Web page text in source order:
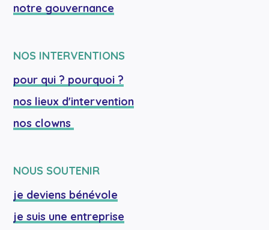
notre gouvernance
NOS INTERVENTIONS
pour qui ? pourquoi ?
nos lieux d'intervention
nos clowns
NOUS SOUTENIR
je deviens bénévole
je suis une entreprise